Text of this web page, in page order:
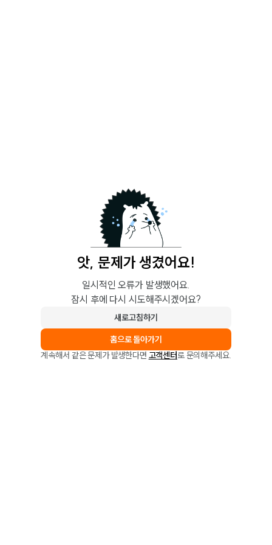
앗, 문제가 생겼어요!
일시적인 오류가 발생했어요.
잠시 후에 다시 시도해주시겠어요?
새로고침하기
홈으로 돌아가기
계속해서 같은 문제가 발생한다면 고객센터로 문의해주세요.